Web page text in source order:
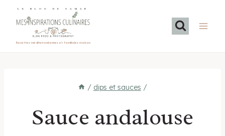
LE BLOG DE SAMAR
Recettes méditerranéennes et familiales maison
/ dips et sauces /
Sauce andalouse